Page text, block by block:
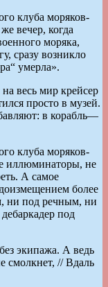
клуба моряков-
вечер, когда
моряка,
сразу возникло
умерла».
весь мир крейсер
просто в музей.
в корабль—
клуба моряков-
иллюминаторы, не
А самое
более
ни под речным, ни
под
экипажа. А ведь
смолкнет, // Вдаль